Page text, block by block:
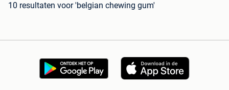
10 resultaten voor 'belgian chewing gum'